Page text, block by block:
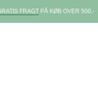
FRAGTPÅ KØB OVER 500,-